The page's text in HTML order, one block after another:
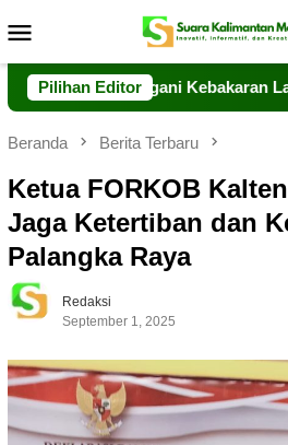
ke
Mobile
Pilihan Editor
Tangani Kebakaran Lahan di
Beranda Berita Terbaru
Ketua FORKOB
Jaga Ketertiban dan
Palangka Raya
Redaksi
September 1, 2025